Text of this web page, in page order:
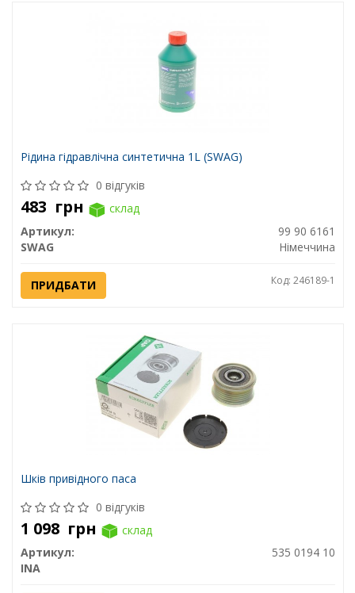
Рідина гідравлічна синтетична 1L (SWAG)
0 відгуків
483 грн
склад
Артикул:
99 90 6161
SWAG
Німеччина
ПРИДБАТИ Код: 246189-1
Шків привідного паса
0 відгуків
1 098 грн
склад
Артикул:
535 0194 10
INA